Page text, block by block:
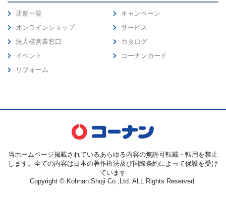
店舗一覧
オンラインショップ
法人様営業窓口
イベント
リフォーム
キャンペーン
サービス
カタログ
コーナンカード
当ホームページ掲載されているあらゆる内容の無許可転載・転用を禁止
します。全ての内容は日本の著作権法及び国際条約によって保護を受け
ています
Copyright © Kohnan Shoji Co.,Ltd. ALL Rights Reserved.